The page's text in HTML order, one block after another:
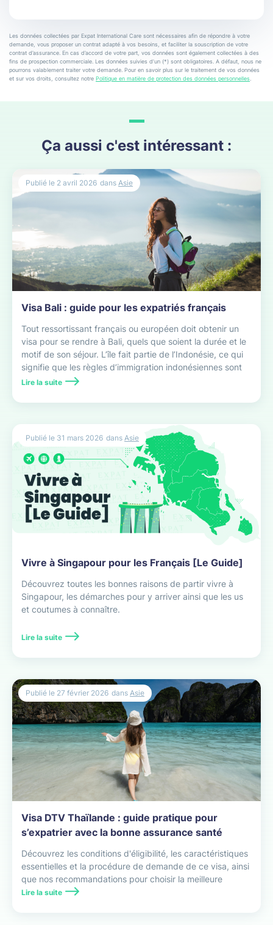
Les données collectées par Expat International Care sont nécessaires afin de répondre à votre
demande, vous proposer un contrat adapté à vos besoins, et faciliter la souscription de votre
contrat d’assurance. En cas d’accord de votre part, vos données sont également collectées à des
fins de prospection commerciale. Les données suivies d’un (*) sont obligatoires. A défaut, nous ne
pourrons valablement traiter votre demande. Pour en savoir plus sur le traitement de vos données
et sur vos droits, consultez notre Politique en matière de protection des données personnelles
Ça aussi c'est intéressant :
Visa Bali : guide pour les expatriés français
Tout ressortissant français ou européen doit obtenir un
visa pour se rendre à Bali, quels que soient la durée et le
motif de son séjour. L’île fait partie de l’Indonésie, ce qui
signifie que les règles d’immigration indonésiennes sont
applicables.
Lire la suite
Publié le 2 avril 2026 dans Asie
Vivre à Singapour pour les Français [Le Guide]
Découvrez toutes les bonnes raisons de partir vivre à
Singapour, les démarches pour y arriver ainsi que les us
et coutumes à connaître.
Lire la suite
Publié le 31 mars 2026 dans Asie
Visa DTV Thaïlande : guide pratique pour
s’expatrier avec la bonne assurance santé
Découvrez les conditions d'éligibilité, les caractéristiques
essentielles et la procédure de demande de ce visa, ainsi
que nos recommandations pour choisir la meilleure
assurance santé pour votre installation au pays du
Lire la suite
Publié le 27 février 2026 dans Asie